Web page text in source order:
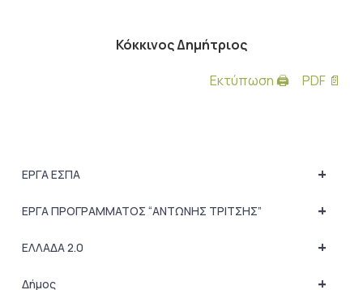
Κόκκινος Δημήτριος
Εκτύπωση 🖨
PDF 📄
+
ΕΡΓΑ ΕΣΠΑ
+
ΕΡΓΑ ΠΡΟΓΡΑΜΜΑΤΟΣ “ΑΝΤΩΝΗΣ ΤΡΙΤΣΗΣ”
+
ΕΛΛΑΔΑ 2.0
+
Δήμος